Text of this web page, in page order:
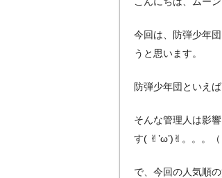
今回は、防弾少年
うと思います。
防弾少年団といえ
そんな管理人は影
す( ✌︎’ω’)✌︎。。。（
で、今回の人気順